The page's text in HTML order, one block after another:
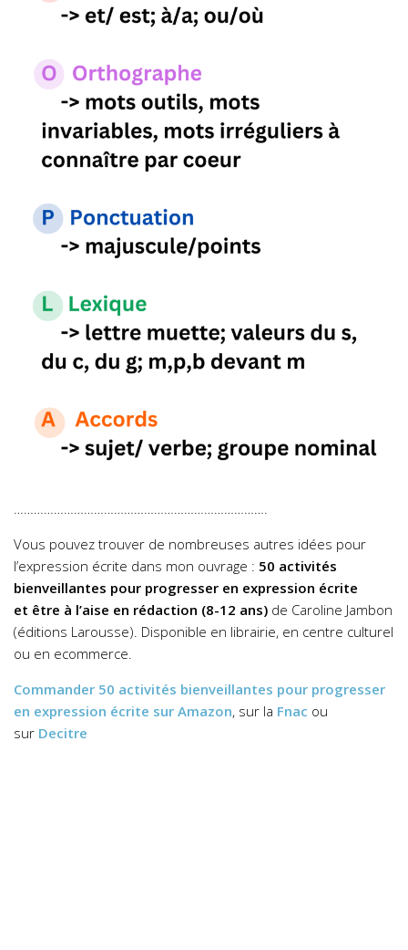
Vous pouvez trouver de nombreuses autres idées pour
l’expression écrite dans mon ouvrage : 50 activités
bienveillantes pour progresser en expression écrite
et être à l’aise en rédaction (8-12 ans) de Caroline Jambon
(éditions Larousse). Disponible en librairie, en centre culturel
ou en ecommerce.
Commander 50 activités bienveillantes pour progresser
en expression écrite sur Amazon, sur la Fnac ou
sur Decitre